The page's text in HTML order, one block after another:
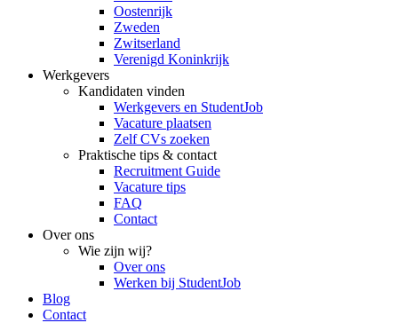
Oostenrijk
Zweden
Zwitserland
Verenigd Koninkrijk
Werkgevers
Kandidaten vinden
Werkgevers en StudentJob
Vacature plaatsen
Zelf CVs zoeken
Praktische tips & contact
Recruitment Guide
Vacature tips
FAQ
Contact
Over ons
Wie zijn wij?
Over ons
Werken bij StudentJob
Blog
Contact